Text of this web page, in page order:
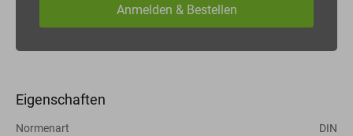
Eigenschaften
Normenart
DIN